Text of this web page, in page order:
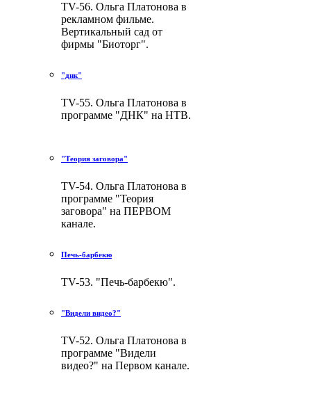
TV-56. Ольга Платонова в
рекламном фильме.
Вертикальный сад от
фирмы "Биоторг".
"днк"
TV-55. Ольга Платонова в
программе "ДНК" на НТВ.
"Теория заговора"
TV-54. Ольга Платонова в
программе "Теория
заговора" на ПЕРВОМ
канале.
Печь-барбекю
TV-53. "Печь-барбекю".
"Видели видео?"
TV-52. Ольга Платонова в
программе "Видели
видео?" на Первом канале.